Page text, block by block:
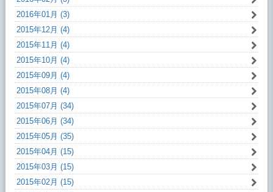
2016年01月 (3)
2015年12月 (4)
2015年11月 (4)
2015年10月 (4)
2015年09月 (4)
2015年08月 (4)
2015年07月 (34)
2015年06月 (34)
2015年05月 (35)
2015年04月 (15)
2015年03月 (15)
2015年02月 (15)